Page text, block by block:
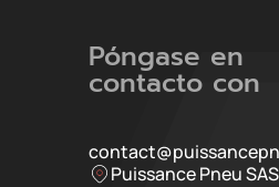
Póngase en
contacto con
Puissance Pneu SAS